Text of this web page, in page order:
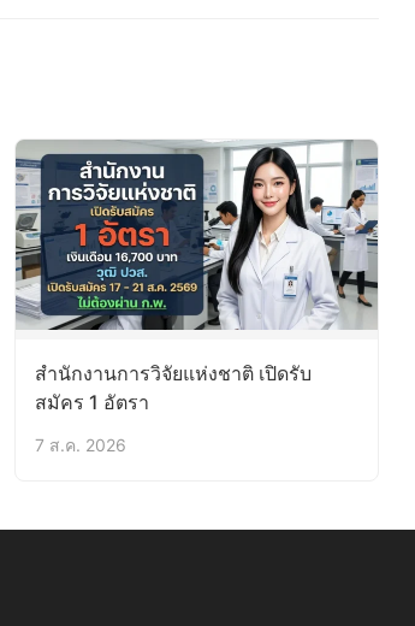
สำนักงานการวิจัยแห่งชาติ เปิดรับ
สมัคร 1 อัตรา
7 ส.ค. 2026